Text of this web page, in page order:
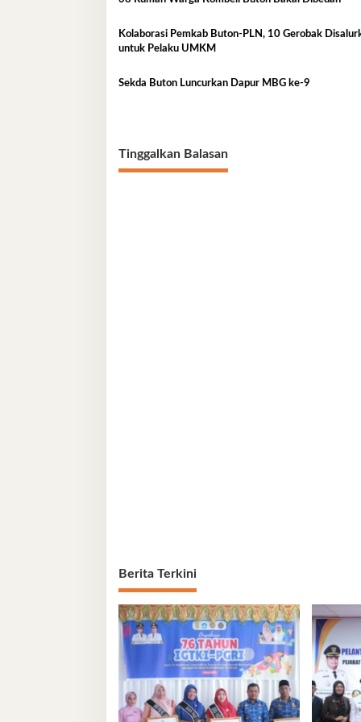
Kolaborasi Pemkab Buton-PLN, 10 Gerobak Disalurkan
untuk Pelaku UMKM
Sekda Buton Luncurkan Dapur MBG ke-9
Tinggalkan Balasan
Berita Terkini